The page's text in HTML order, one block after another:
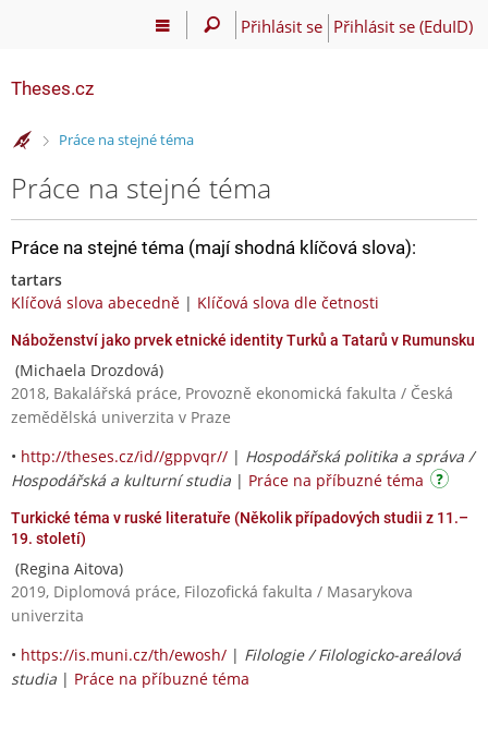
Přihlásit se Přihlásit se (EduID)
Theses.cz
>Práce na stejné téma
Práce na stejné téma
Práce na stejné téma (mají shodná klíčová slova):
tartars
Klíčová slova abecedně | Klíčová slova dle četnosti
Náboženství jako prvek etnické identity Turků a Tatarů v Rumunsku
(Michaela Drozdová)
2018, Bakalářská práce, Provozně ekonomická fakulta / Česká
zemědělská univerzita v Praze
• http://theses.cz/id//gppvqr// | Hospodářská politika a správa /
Hospodářská a kulturní studia | Práce na příbuzné téma
Turkické téma v ruské literatuře (Několik případových studii z 11.–
19. století)
(Regina Aitova)
2019, Diplomová práce, Filozofická fakulta / Masarykova
univerzita
• https://is.muni.cz/th/ewosh/ | Filologie / Filologicko-areálová
studia | Práce na příbuzné téma